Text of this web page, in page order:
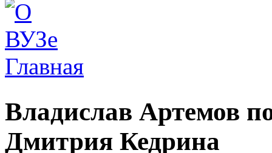
Вы здесь
Главная
Владислав Артемов
Дмитрия Кедрина